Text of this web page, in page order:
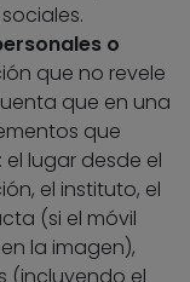
o
que no revele
que en una
que
lugar desde el
el instituto, el
(si el móvil
la imagen),